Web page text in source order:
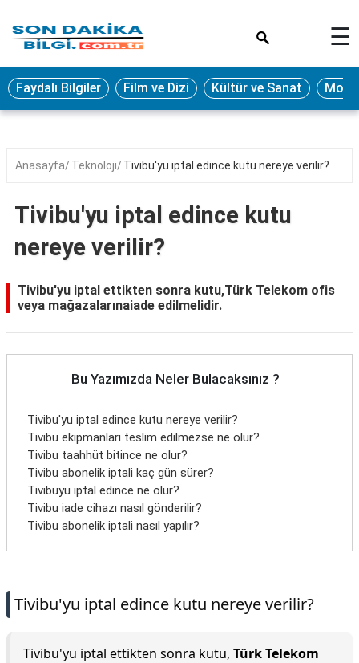
Eğitim
Ekonomi
Seyahat
Oyun
Yaşam
Hukuk
☰
Faydalı Bilgiler Film ve Dizi Kültür ve Sanat
Anasayfa Teknoloji Tivibu'yu iptal edince kutu nereye verilir?
Tivibu'yu iptal edince kutu
nereye verilir?
Tivibu'yu iptal ettikten sonra kutu,Türk Telekom ofis
veya mağazalarınaiade edilmelidir.
Bu Yazımızda Neler Bulacaksınız ?
Tivibu'yu iptal edince kutu nereye verilir?
Tivibu ekipmanları teslim edilmezse ne olur?
Tivibu taahhüt bitince ne olur?
Tivibu abonelik iptali kaç gün sürer?
Tivibuyu iptal edince ne olur?
Tivibu iade cihazı nasıl gönderilir?
Tivibu abonelik iptali nasıl yapılır?
Tivibu'yu iptal edince kutu nereye verilir?
Tivibu'yu iptal ettikten sonra kutu, Türk Telekom